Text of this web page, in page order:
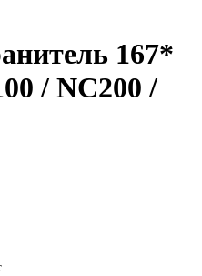
167*
/ NC200 /